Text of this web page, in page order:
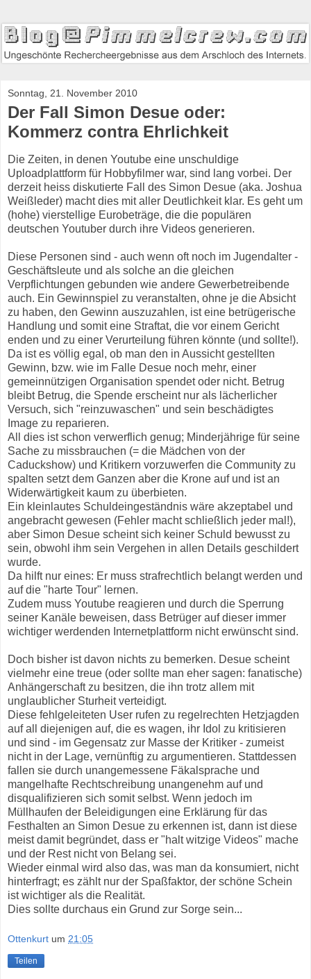
Sonntag, 21. November 2010
Der Fall Simon Desue oder:
Kommerz contra Ehrlichkeit
Die Zeiten, in denen Youtube eine unschuldige
Uploadplattform für Hobbyfilmer war, sind lang vorbei. Der
derzeit heiss diskutierte Fall des Simon Desue (aka. Joshua
Weißleder) macht dies mit aller Deutlichkeit klar. Es geht um
(hohe) vierstellige Eurobeträge, die die populären
deutschen Youtuber durch ihre Videos generieren.
Diese Personen sind - auch wenn oft noch im Jugendalter -
Geschäftsleute und als solche an die gleichen
Verpflichtungen gebunden wie andere Gewerbetreibende
auch. Ein Gewinnspiel zu veranstalten, ohne je die Absicht
zu haben, den Gewinn auszuzahlen, ist eine betrügerische
Handlung und somit eine Straftat, die vor einem Gericht
enden und zu einer Verurteilung führen könnte (und sollte!).
Da ist es völlig egal, ob man den in Aussicht gestellten
Gewinn, bzw. wie im Falle Desue noch mehr, einer
gemeinnützigen Organisation spendet oder nicht. Betrug
bleibt Betrug, die Spende erscheint nur als lächerlicher
Versuch, sich "reinzuwaschen" und sein beschädigtes
Image zu reparieren.
All dies ist schon verwerflich genug; Minderjährige für seine
Sache zu missbrauchen (= die Mädchen von der
Caduckshow) und Kritikern vorzuwerfen die Community zu
spalten setzt dem Ganzen aber die Krone auf und ist an
Widerwärtigkeit kaum zu überbieten.
Ein kleinlautes Schuldeingeständnis wäre akzeptabel und
angebracht gewesen (Fehler macht schließlich jeder mal!),
aber Simon Desue scheint sich keiner Schuld bewusst zu
sein, obwohl ihm sein Vergehen in allen Details geschildert
wurde.
Da hilft nur eines: Er muss strafrechtlich belangt werden und
auf die "harte Tour" lernen.
Zudem muss Youtube reagieren und durch die Sperrung
seiner Kanäle beweisen, dass Betrüger auf dieser immer
wichtiger werdenden Internetplattform nicht erwünscht sind.
Doch bisher ist davon nichts zu bemerken. Desue scheint
vielmehr eine treue (oder sollte man eher sagen: fanatische)
Anhängerschaft zu besitzen, die ihn trotz allem mit
unglaublicher Sturheit verteidigt.
Diese fehlgeleiteten User rufen zu regelrechten Hetzjagden
auf all diejenigen auf, die es wagen, ihr Idol zu kritisieren
und sind - im Gegensatz zur Masse der Kritiker - zumeist
nicht in der Lage, vernünftig zu argumentieren. Stattdessen
fallen sie durch unangemessene Fäkalsprache und
mangelhafte Rechtschreibung unangenehm auf und
disqualifizieren sich somit selbst. Wenn jedoch im
Müllhaufen der Beleidigungen eine Erklärung für das
Festhalten an Simon Desue zu erkennen ist, dann ist diese
meist damit begründet, dass er "halt witzige Videos" mache
und der Rest nicht von Belang sei.
Wieder einmal wird also das, was man da konsumiert, nicht
hinterfragt; es zählt nur der Spaßfaktor, der schöne Schein
ist wichtiger als die Realität.
Dies sollte durchaus ein Grund zur Sorge sein...
Ottenkurt um 21:05
Teilen